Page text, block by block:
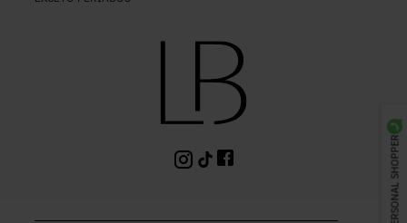
PERSONAL SHOPPER